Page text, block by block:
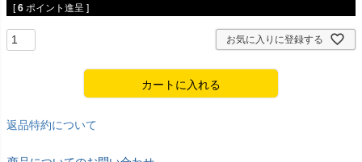
[ 6 ポイント進呈 ]
お気に入りに登録する
カートに入れる
返品特約について